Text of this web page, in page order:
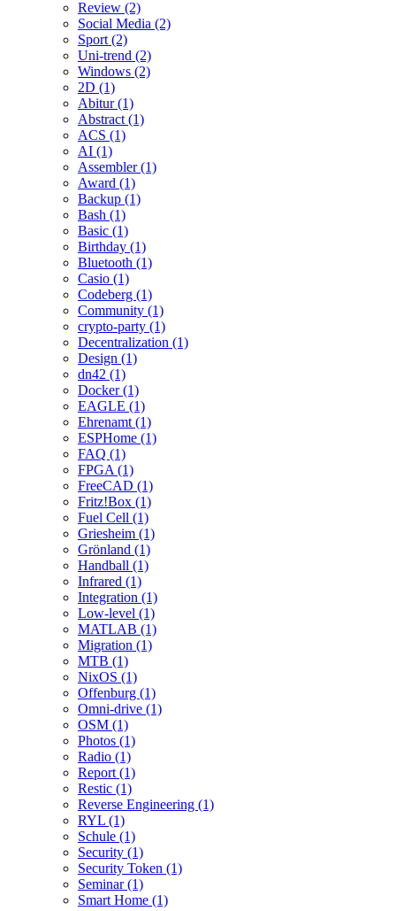
Review (2)
Social Media (2)
Sport (2)
Uni-trend (2)
Windows (2)
2D (1)
Abitur (1)
Abstract (1)
ACS (1)
AI (1)
Assembler (1)
Award (1)
Backup (1)
Bash (1)
Basic (1)
Birthday (1)
Bluetooth (1)
Casio (1)
Codeberg (1)
Community (1)
crypto-party (1)
Decentralization (1)
Design (1)
dn42 (1)
Docker (1)
EAGLE (1)
Ehrenamt (1)
ESPHome (1)
FAQ (1)
FPGA (1)
FreeCAD (1)
Fritz!Box (1)
Fuel Cell (1)
Griesheim (1)
Grönland (1)
Handball (1)
Infrared (1)
Integration (1)
Low-level (1)
MATLAB (1)
Migration (1)
MTB (1)
NixOS (1)
Offenburg (1)
Omni-drive (1)
OSM (1)
Photos (1)
Radio (1)
Report (1)
Restic (1)
Reverse Engineering (1)
RYL (1)
Schule (1)
Security (1)
Security Token (1)
Seminar (1)
Smart Home (1)